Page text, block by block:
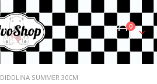
0
DIDDLINA SUMMER 30CM